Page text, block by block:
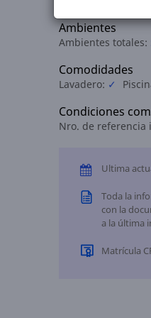
Ambientes
Ambientes totales:
Comodidades
Lavadero: ✓
Condiciones
Nro. de referencia
Ultima
Toda la
con la
a la última
Matrícula